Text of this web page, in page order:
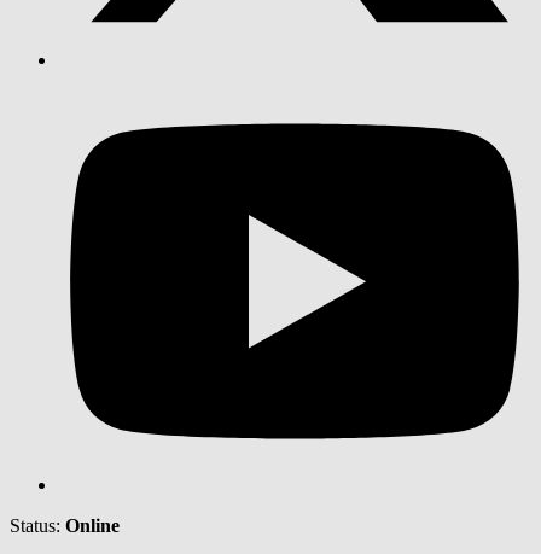
Status: Online